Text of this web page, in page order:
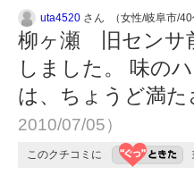
uta4520 さん （女性/岐阜市/40
柳ヶ瀬 旧センサ
しました。 味の
は、ちょうど満
2010/07/05）
このクチコミに